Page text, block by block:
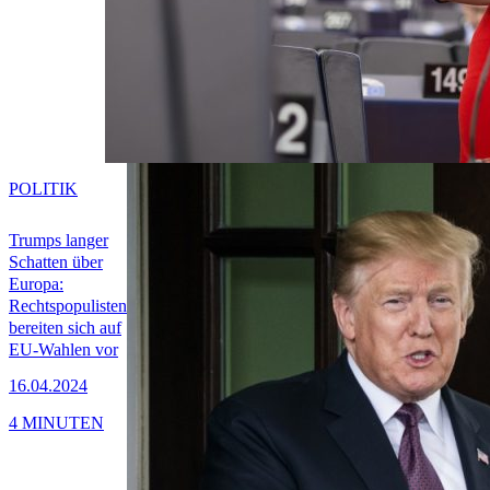
Trumps langer
Schatten über
Europa:
Rechtspopulisten
bereiten sich auf
EU-Wahlen vor
16.04.2024
POLITIK
4 MINUTEN